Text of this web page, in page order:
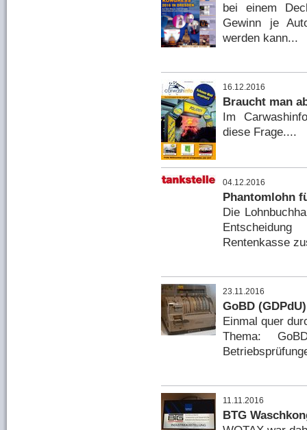
bei einem
Gewinn je
werden kann...
16.12.2016
Braucht man
Im
diese Frage....
04.12.2016
Phantomlohn
Die
Rentenkasse
23.11.2016
GoBD
Einmal quer
Thema:
11.11.2016
BTG